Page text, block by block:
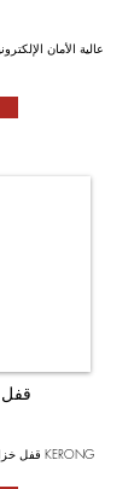
قفل
قفل خزانة صالة الألعاب الرياضية عالي الأمان من KERONG